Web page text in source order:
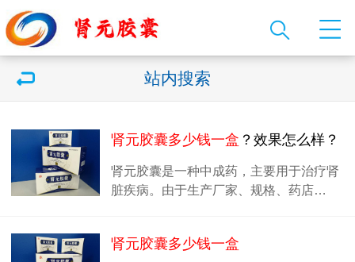
站内搜索
肾元胶囊多少钱一盒 ？效果怎么样？
肾元胶囊是一种中成药，主要用于治疗肾
脏疾病。由于生产厂家、规格、药店…
肾元胶囊多少钱一盒